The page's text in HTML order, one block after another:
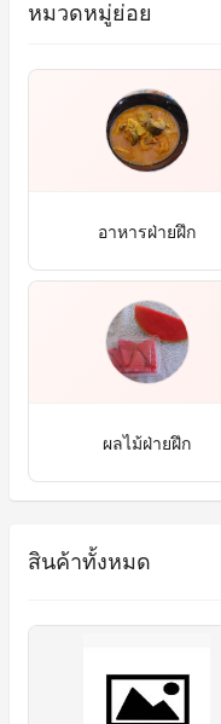
หมวดหมู่ย่อย
อาหารฝ่ายฝึก
ผลไม้ฝ่ายฝึก
สินค้าทั้งหมด